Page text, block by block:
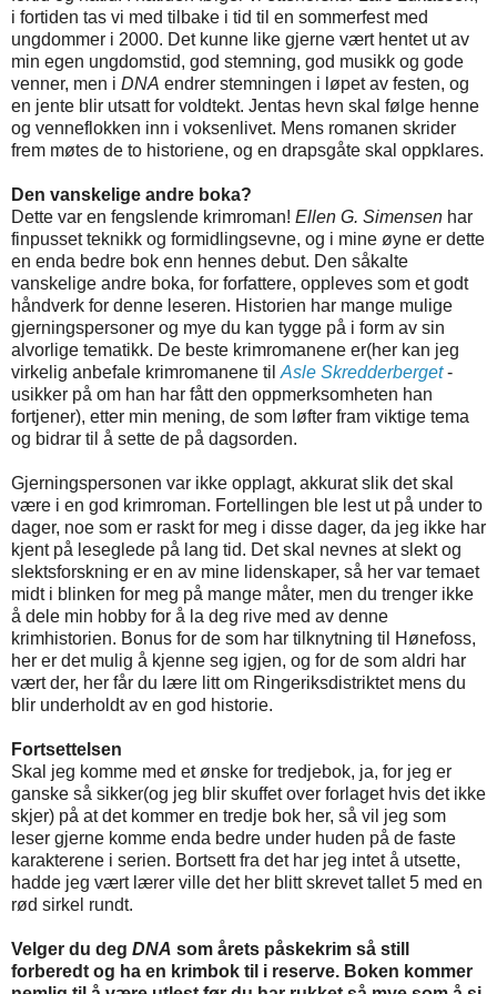
i fortiden tas vi med tilbake i tid til en sommerfest med
ungdommer i 2000. Det kunne like gjerne vært hentet ut av
min egen ungdomstid, god stemning, god musikk og gode
venner, men i DNA endrer stemningen i løpet av festen, og
en jente blir utsatt for voldtekt. Jentas hevn skal følge henne
og venneflokken inn i voksenlivet. Mens romanen skrider
frem møtes de to historiene, og en drapsgåte skal oppklares.
Den vanskelige andre boka?
Dette var en fengslende krimroman! Ellen G. Simensen har
finpusset teknikk og formidlingsevne, og i mine øyne er dette
en enda bedre bok enn hennes debut. Den såkalte
vanskelige andre boka, for forfattere, oppleves som et godt
håndverk for denne leseren. Historien har mange mulige
gjerningspersoner og mye du kan tygge på i form av sin
alvorlige tematikk. De beste krimromanene er(her kan jeg
virkelig anbefale krimromanene til Asle Skredderberget -
usikker på om han har fått den oppmerksomheten han
fortjener), etter min mening, de som løfter fram viktige tema
og bidrar til å sette de på dagsorden.
Gjerningspersonen var ikke opplagt, akkurat slik det skal
være i en god krimroman. Fortellingen ble lest ut på under to
dager, noe som er raskt for meg i disse dager, da jeg ikke har
kjent på leseglede på lang tid. Det skal nevnes at slekt og
slektsforskning er en av mine lidenskaper, så her var temaet
midt i blinken for meg på mange måter, men du trenger ikke
å dele min hobby for å la deg rive med av denne
krimhistorien. Bonus for de som har tilknytning til Hønefoss,
her er det mulig å kjenne seg igjen, og for de som aldri har
vært der, her får du lære litt om Ringeriksdistriktet mens du
blir underholdt av en god historie.
Fortsettelsen
Skal jeg komme med et ønske for tredjebok, ja, for jeg er
ganske så sikker(og jeg blir skuffet over forlaget hvis det ikke
skjer) på at det kommer en tredje bok her, så vil jeg som
leser gjerne komme enda bedre under huden på de faste
karakterene i serien. Bortsett fra det har jeg intet å utsette,
hadde jeg vært lærer ville det her blitt skrevet tallet 5 med en
rød sirkel rundt.
Velger du deg DNA som årets påskekrim så still
forberedt og ha en krimbok til i reserve. Boken kommer